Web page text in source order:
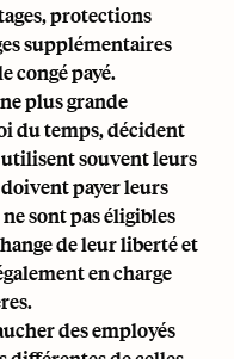
protections
supplémentaires
congé payé.
plus grande
du temps, décident
souvent leurs
payer leurs
sont pas éligibles
de leur liberté et
en charge
des employés